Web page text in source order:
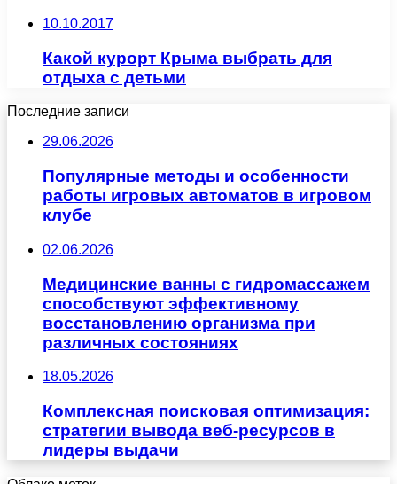
10.10.2017
Какой курорт Крыма выбрать для
отдыха с детьми
Последние записи
29.06.2026
Популярные методы и особенности
работы игровых автоматов в игровом
клубе
02.06.2026
Медицинские ванны с гидромассажем
способствуют эффективному
восстановлению организма при
различных состояниях
18.05.2026
Комплексная поисковая оптимизация:
стратегии вывода веб-ресурсов в
лидеры выдачи